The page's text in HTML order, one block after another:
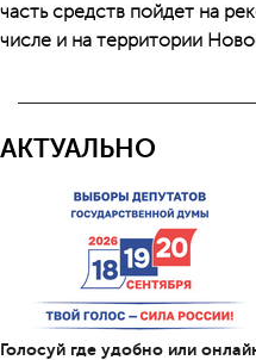
часть средств пойдет на
числе и на территории
АКТУАЛЬНО
Голосуй где удобно или